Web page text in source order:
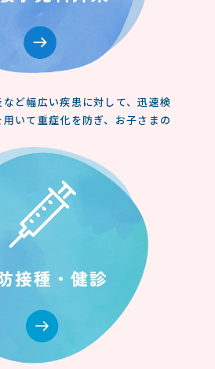
ど幅広い疾患に対して、迅速検
いて重症化を防ぎ、お子さまの